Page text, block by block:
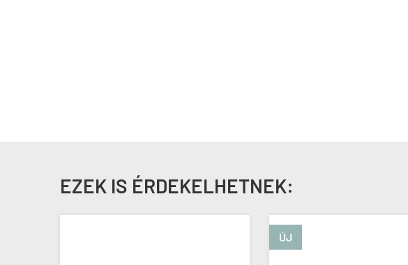
EZEK IS ÉRDEKELHETNEK:
ÚJ